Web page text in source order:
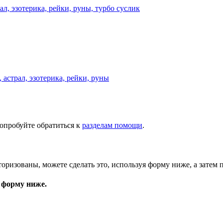
эзотерика, рейки, руны
обратиться к разделам помощи.
можете сделать это, используя форму ниже, а затем
форму ниже.